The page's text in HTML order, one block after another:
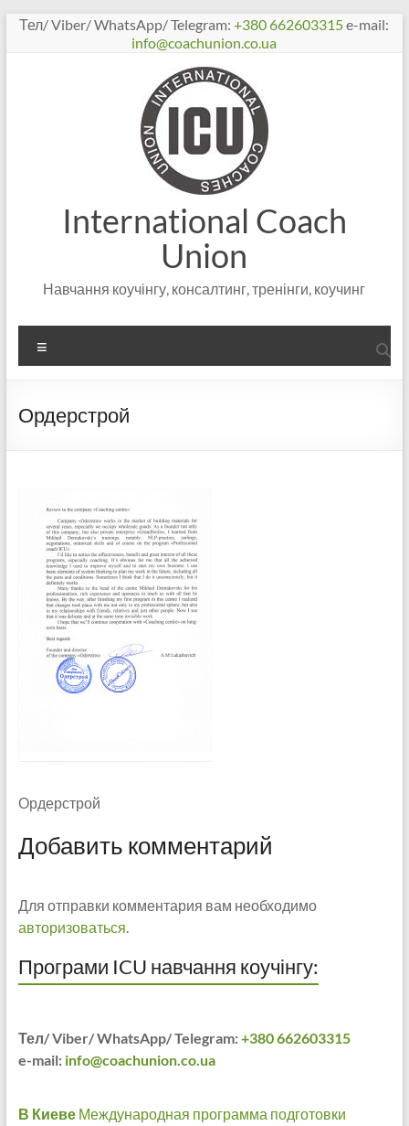
Перейти
Тел/ Viber/ WhatsApp/ Telegram:+380 662603315e-mail:
info@coachunion.co.ua
International Coach
Union
Навчання коучінгу, консалтинг, тренінги, коучинг
Ордерстрой
Ордерстрой
Добавить комментарий
Для отправки комментария вам необходимо
авторизоваться.
Програми ICU навчання коучінгу:
Тел/ Viber/ WhatsApp/ Telegram:+380 662603315
e-mail: info@coachunion.co.ua
В КиевеМеждународная программа подготовки